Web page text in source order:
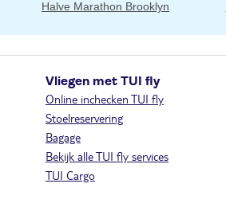
Halve Marathon Brooklyn
Vliegen met TUI fly
Online inchecken TUI fly
Stoelreservering
Bagage
Bekijk alle TUI fly services
TUI Cargo